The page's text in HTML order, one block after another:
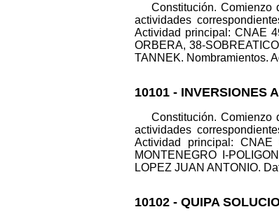
Constitución.
actividades
Actividad principal: CNAE
ORBERA, 38-
TANNEK. Nombramientos.
10101 - INVERSIONES
Constitución.
actividades
Actividad principal:
MONTENEGRO I-
LOPEZ JUAN ANTONIO.
10102 - QUIPA